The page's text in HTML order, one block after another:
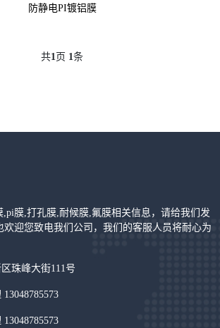
防静电PI镀铝膜
共1页 1条
,pi膜,打孔膜,耐候膜,氟膜相关信息，请给我们发
欢迎您致电我们公司，我们的客服人员将耐心为
珠峰大街111号